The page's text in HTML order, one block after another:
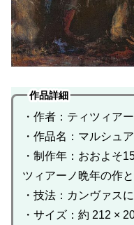
作品詳細
・作者：ティツィア
・作品名：マルシュ
・制作年：おおよそ
ツィアーノ晩年の作
・技法：カンヴァス
・サイズ：約 212 ×